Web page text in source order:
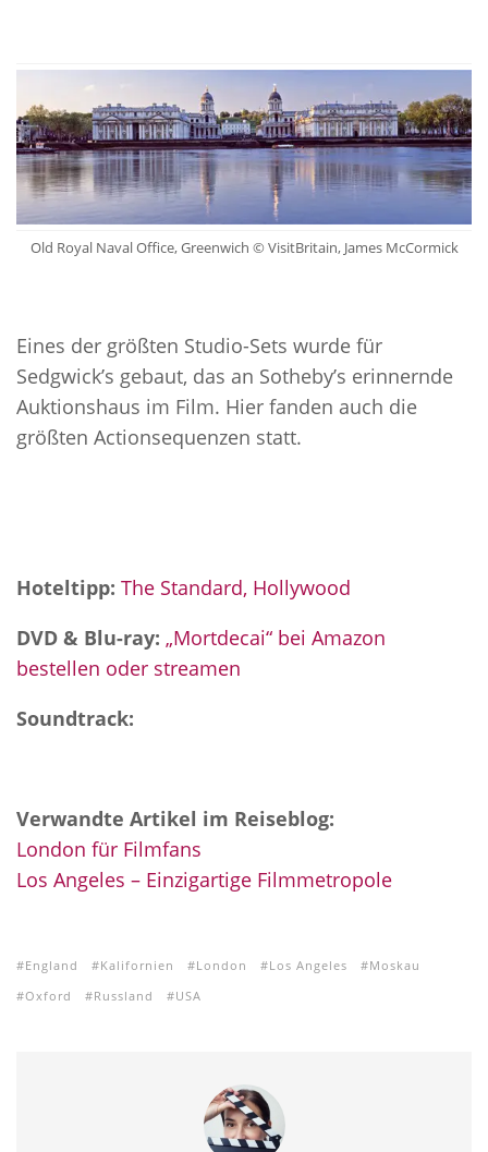
Old Royal Naval Office, Greenwich © VisitBritain, James McCormick
Eines der größten Studio-Sets wurde für
Sedgwick’s gebaut, das an Sotheby’s erinnernde
Auktionshaus im Film. Hier fanden auch die
größten Actionsequenzen statt.
Hoteltipp: The Standard, Hollywood
DVD & Blu-ray: „Mortdecai“ bei Amazon
bestellen oder streamen
Soundtrack:
Verwandte Artikel im Reiseblog:
London für Filmfans
Los Angeles – Einzigartige Filmmetropole
England Kalifornien London Los Angeles
Moskau
Oxford
Russland USA